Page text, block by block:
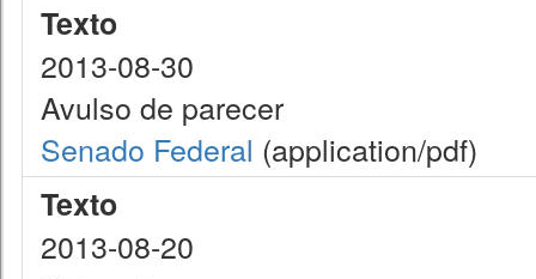
Texto
2013-08-30
Avulso de parecer
Senado Federal (application/pdf)
Texto
2013-08-20